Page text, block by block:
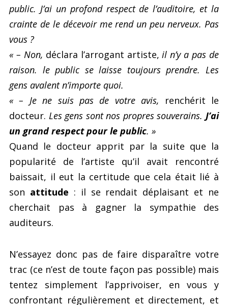
public. J’ai un profond respect de l’auditoire, et la
crainte de le décevoir me rend un peu nerveux. Pas
vous ?
« – Non, déclara l’arrogant artiste,il n’y a pas de
raison. le public se laisse toujours prendre. Les
gens avalent n’importe quoi.
« – Je ne suis pas de votre avis, renchérit le
docteur. Les gens sont nos propres souverains.J’ai
un grand respect pour le public. »
Quand le docteur apprit par la suite que la
popularité de l’artiste qu’il avait rencontré
baissait, il eut la certitude que cela était lié à
son attitude : il se rendait déplaisant et ne
cherchait pas à gagner la sympathie des
auditeurs.
N’essayez donc pas de faire disparaître votre
trac (ce n’est de toute façon pas possible) mais
tentez simplement l’apprivoiser, en vous y
confrontant régulièrement et directement, et